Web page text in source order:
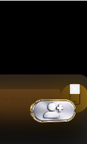
in Bybit App